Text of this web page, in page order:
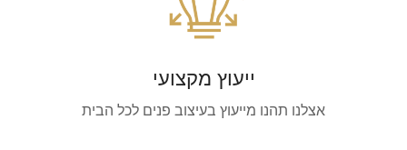
ייעוץ מקצועי
אצלנו תהנו מייעוץ בעיצוב פנים לכל הבית